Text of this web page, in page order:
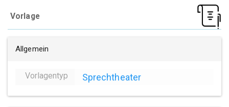
Vorlage
Allgemein
Vorlagentyp Sprechtheater